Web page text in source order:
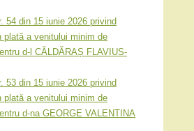
54 din 15 iunie 2026 privind
plată a venitului minim de
d-l CĂLDĂRAȘ FLAVIUS-
53 din 15 iunie 2026 privind
plată a venitului minim de
d-na GEORGE VALENTINA